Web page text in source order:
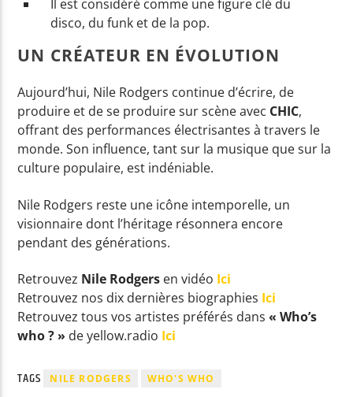
Il est considéré comme une figure clé du
disco, du funk et de la pop.
UN CRÉATEUR EN ÉVOLUTION
Aujourd’hui, Nile Rodgers continue d’écrire, de
produire et de se produire sur scène avec CHIC,
offrant des performances électrisantes à travers le
monde. Son influence, tant sur la musique que sur la
culture populaire, est indéniable.
Nile Rodgers reste une icône intemporelle, un
visionnaire dont l’héritage résonnera encore
pendant des générations.
Retrouvez Nile Rodgers en vidéo Ici
Retrouvez nos dix dernières biographies Ici
Retrouvez tous vos artistes préférés dans« Who’s
who ? » de yellow.radio Ici
TAGS NILE RODGERS WHO'S WHO